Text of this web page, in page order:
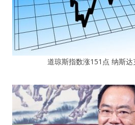
道琼斯指数涨151点 纳斯